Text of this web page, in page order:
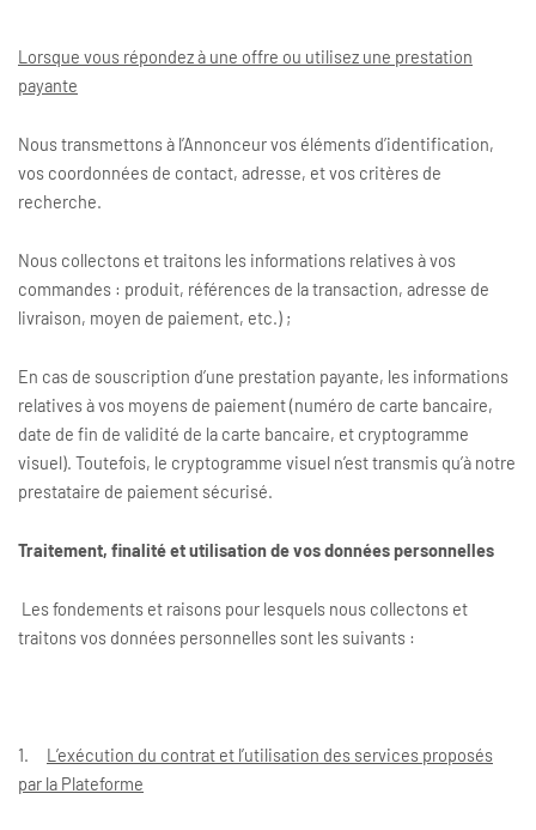
Lorsque vous répondez à une offre ou utilisez une prestation
payante
Nous transmettons à l’Annonceur vos éléments d’identification,
vos coordonnées de contact, adresse, et vos critères de
recherche.
Nous collectons et traitons les informations relatives à vos
commandes : produit, références de la transaction, adresse de
livraison, moyen de paiement, etc.) ;
En cas de souscription d’une prestation payante, les informations
relatives à vos moyens de paiement (numéro de carte bancaire,
date de fin de validité de la carte bancaire, et cryptogramme
visuel). Toutefois, le cryptogramme visuel n’est transmis qu’à notre
prestataire de paiement sécurisé.
Traitement, finalité et utilisation de vos données personnelles
Les fondements et raisons pour lesquels nous collectons et
traitons vos données personnelles sont les suivants :
1. L’exécution du contrat et l’utilisation des services proposés
par la Plateforme